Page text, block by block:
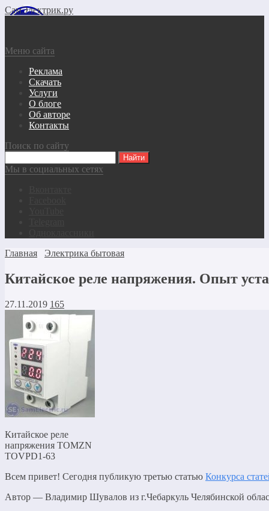
СамЭлектрик.ру
Меню сайта
Реклама
Скачать
Услуги
О блоге
Об авторе
Контакты
Поиск по сайту
Мы в социальных сетях
Главная
Электрика бытовая
Китайское реле напряжения. Опыт
27.11.2019 165
Китайское реле
напряжения TOMZN
TOVPD1-63
Всем привет! Сегодня публикую третью статью Конкурса
Автор — Владимир Шувалов из г.Чебаркуль Челябинской